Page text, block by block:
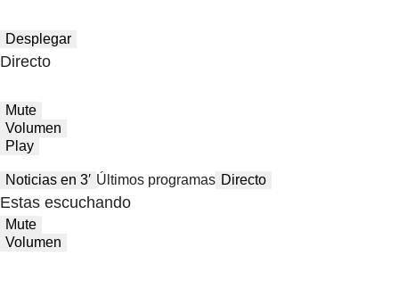
Desplegar
Directo
Mute
Volumen
Play
Noticias en 3′ Últimos programas Directo
Estas escuchando
Mute
Volumen